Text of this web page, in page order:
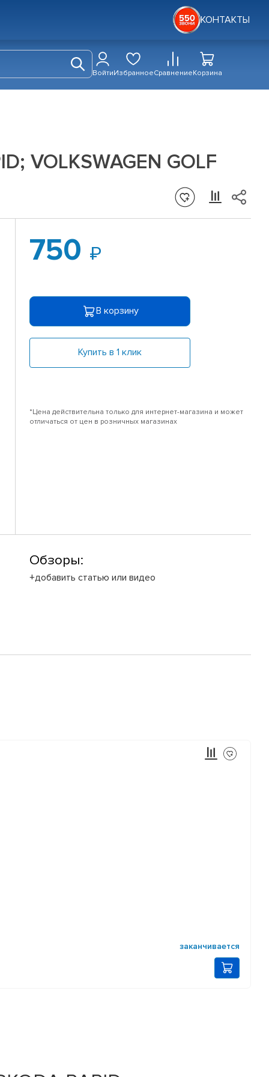
КОНТАКТЫ
ВойтиИзбранноеСравнениеКорзина
VOLKSWAGEN GOLF
750
В корзину
Купить в 1 клик
*Цена действительна только для интернет-магазина и может
отличаться от цен в розничных магазинах
Обзоры:
+добавить статью или видео
заканчивается